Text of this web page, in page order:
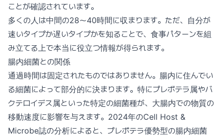
ことが確認されています。
多くの人は中間の28〜40時間に収まります。ただ、自分が
速いタイプか遅いタイプかを知ることで、食事パターンを組
み立てる上で本当に役立つ情報が得られます。
腸内細菌との関係
通過時間は固定されたものではありません。腸内に住んでい
る細菌によって部分的に決まります。特にプレボテラ属やバ
クテロイデス属といった特定の細菌種が、大腸内での物質の
移動速度に影響を与えます。2024年のCell Host &
Microbe誌の分析によると、プレボテラ優勢型の腸内細菌